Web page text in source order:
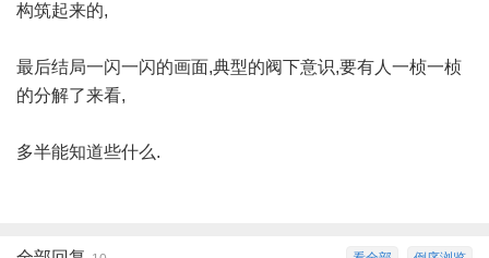
构筑起来的,
最后结局一闪一闪的画面,典型的阀下意识,要有人一桢一桢
的分解了来看,
多半能知道些什么.